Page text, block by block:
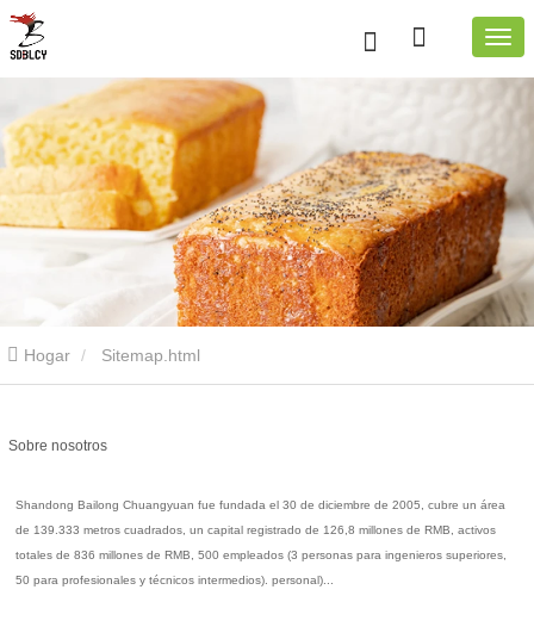
Hogar Sitemap.html
Sobre nosotros
Shandong Bailong Chuangyuan fue fundada el 30 de diciembre de 2005, cubre un área
de 139.333 metros cuadrados, un capital registrado de 126,8 millones de RMB, activos
totales de 836 millones de RMB, 500 empleados (3 personas para ingenieros superiores,
50 para profesionales y técnicos intermedios). personal)...